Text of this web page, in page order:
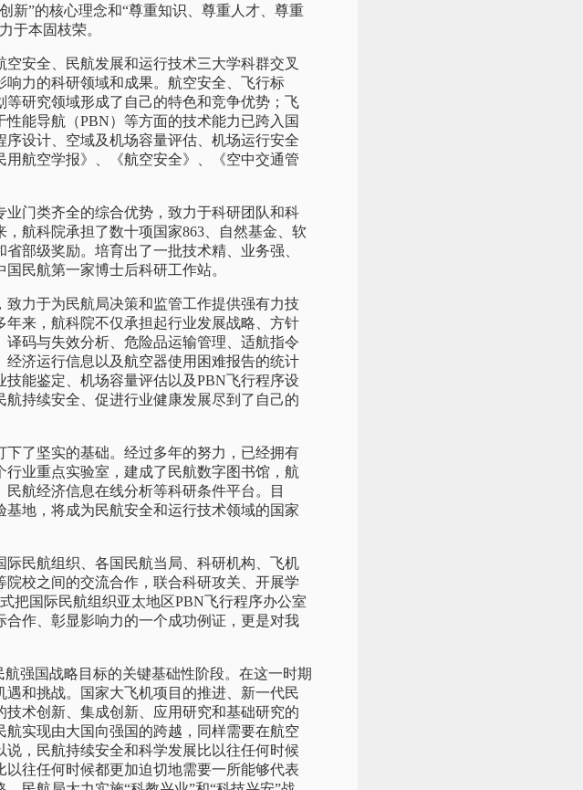
新”的核心理念和“尊重知识、尊重人才、尊重
于本固枝荣。
安全、民航发展和运行技术三大学科群交叉
力的科研领域和成果。航空安全、飞行标
研究领域形成了自己的特色和竞争优势；飞
能导航（PBN）等方面的技术能力已跨入国
设计、空域及机场容量评估、机场运行安全
航空学报》、《航空安全》、《空中交通管
门类齐全的综合优势，致力于科研团队和科
航科院承担了数十项国家863、自然基金、软
部级奖励。培育出了一批技术精、业务强、
民航第一家博士后科研工作站。
力于为民航局决策和监管工作提供强有力技
来，航科院不仅承担起行业发展战略、方针
码与失效分析、危险品运输管理、适航指令
济运行信息以及航空器使用困难报告的统计
能鉴定、机场容量评估以及PBN飞行程序设
持续安全、促进行业健康发展尽到了自己的
了坚实的基础。经过多年的努力，已经拥有
业重点实验室，建成了民航数字图书馆，航
航经济信息在线分析等科研条件平台。目
地，将成为民航安全和运行技术领域的国家
民航组织、各国民航当局、科研机构、飞机
校之间的交流合作，联合科研攻关、开展学
把国际民航组织亚太地区PBN飞行程序办公室
作、彰显影响力的一个成功例证，更是对我
强国战略目标的关键基础性阶段。在这一时期
和挑战。国家大飞机项目的推进、新一代民
术创新、集成创新、应用研究和基础研究的
实现由大国向强国的跨越，同样需要在航空
，民航持续安全和科学发展比以往任何时候
往任何时候都更加迫切地需要一所能够代表